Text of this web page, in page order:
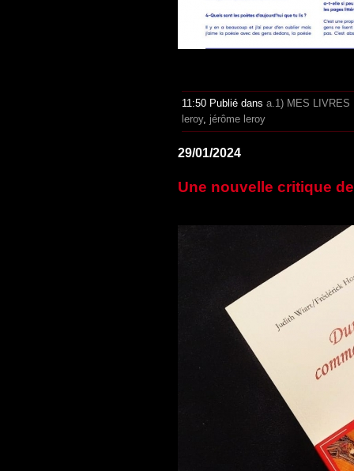
11:50 Publié dans a.1) MES LIVRES
leroy, jérôme leroy
29/01/2024
Une nouvelle critique